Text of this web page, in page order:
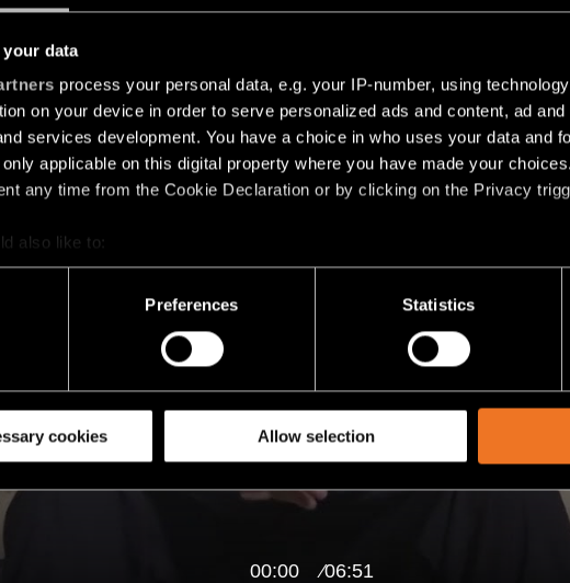
data
process your personal data, e.g. your IP-number, using
on your device in order to serve personalized ads and content, ad
services development. You have a choice in who uses your data and
applicable on this digital property where you have made your
any time from the Cookie Declaration or by clicking on the Privacy
also like to:
about your geographical location which can be accurate to within
by actively scanning it for specific characteristics (fingerprinting)
how your personal data is processed and set your preferences in the
also share information about your use of our site with our social
Preferences Statistics
cookies Allow selection
00:00 06:51